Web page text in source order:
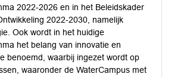
2022-2026 en in het Beleidskader
2022-2030, namelijk
Ook wordt in het huidige
het belang van innovatie en
benoemd, waarbij ingezet wordt op
waaronder de WaterCampus met